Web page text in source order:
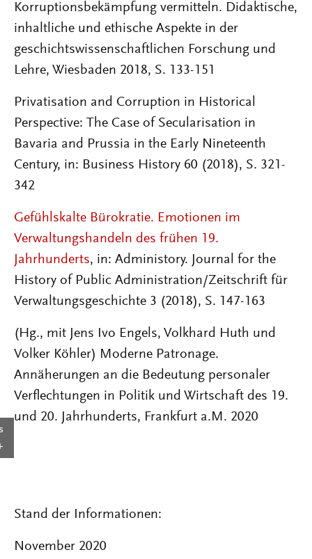
Korruptionsbekämpfung vermitteln. Didaktische,
inhaltliche und ethische Aspekte in der
geschichtswissenschaftlichen Forschung und
Lehre, Wiesbaden 2018, S. 133-151
Privatisation and Corruption in Historical
Perspective: The Case of Secularisation in
Bavaria and Prussia in the Early Nineteenth
Century, in: Business History 60 (2018), S. 321-
342
Gefühlskalte Bürokratie. Emotionen im
Verwaltungshandeln des frühen 19.
Jahrhunderts, in: Administory. Journal for the
History of Public Administration/Zeitschrift für
Verwaltungsgeschichte 3 (2018), S. 147-163
(Hg., mit Jens Ivo Engels, Volkhard Huth und
Volker Köhler) Moderne Patronage.
Annäherungen an die Bedeutung personaler
Verflechtungen in Politik und Wirtschaft des 19.
und 20. Jahrhunderts, Frankfurt a.M. 2020
Stand der Informationen:
November 2020